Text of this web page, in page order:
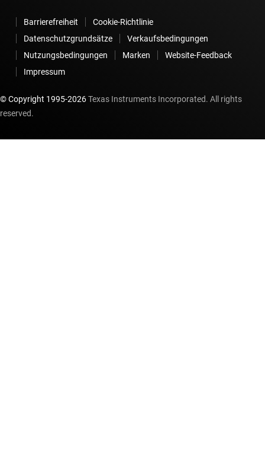
Barrierefreiheit
Cookie-Richtlinie
Datenschutzgrundsätze
Verkaufsbedingungen
Nutzungsbedingungen
Marken
Website-Feedback
Impressum
© Copyright 1995-2026Texas Instruments Incorporated. All rights
reserved.